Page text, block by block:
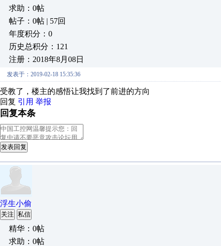
求助：0帖
帖子：0帖 | 57回
年度积分：0
历史总积分：121
注册：2018年8月08日
发表于：2019-02-18 15:35:36
受教了，楼主的感悟让我找到了前进的方向
回复 引用 举报
回复本条
发表回复
浮生小偷
关注 私信
精华：0帖
求助：0帖